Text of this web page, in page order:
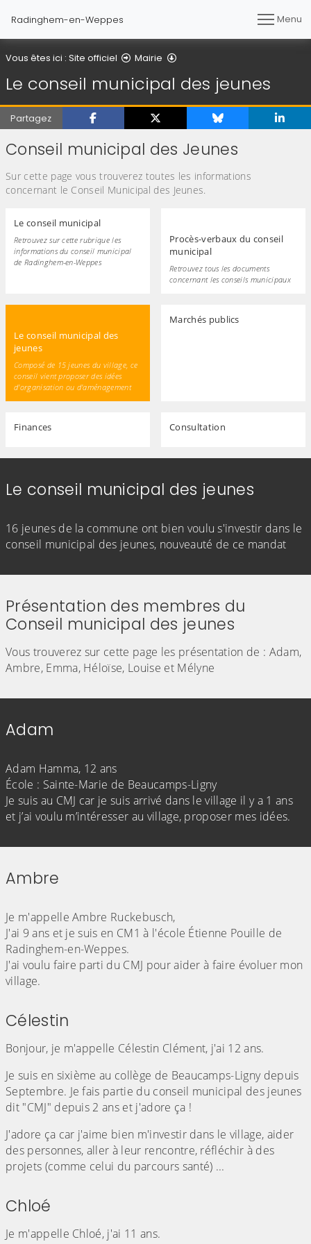
Radinghem-en-Weppes Menu
Vous êtes ici : Site officiel Mairie
Le conseil municipal des jeunes
Partagez
Conseil municipal des Jeunes
Sur cette page vous trouverez toutes les informations
concernant le Conseil Municipal des Jeunes.
Le conseil municipal
Retrouvez sur cette rubrique les
informations du conseil municipal
de Radinghem-en-Weppes
Procès-verbaux du conseil
municipal
Retrouvez tous les documents
concernant les conseils municipaux
Le conseil municipal des
jeunes
Composé de 15 jeunes du village, ce
conseil vient proposer des idées
d'organisation ou d'aménagement
Marchés publics
Finances Consultation
Le conseil municipal des jeunes
16 jeunes de la commune ont bien voulu s'investir dans le
conseil municipal des jeunes, nouveauté de ce mandat
Présentation des membres du
Conseil municipal des jeunes
Vous trouverez sur cette page les présentation de : Adam,
Ambre, Emma, Héloïse, Louise et Mélyne
Adam
Adam Hamma, 12 ans
École : Sainte-Marie de Beaucamps-Ligny
Je suis au CMJ car je suis arrivé dans le village il y a 1 ans
et j’ai voulu m’intéresser au village, proposer mes idées.
Ambre
Je m'appelle Ambre Ruckebusch,
J'ai 9 ans et je suis en CM1 à l'école Étienne Pouille de
Radinghem-en-Weppes.
J'ai voulu faire parti du CMJ pour aider à faire évoluer mon
village.
Célestin
Bonjour, je m'appelle Célestin Clément, j'ai 12 ans.
Je suis en sixième au collège de Beaucamps-Ligny depuis
Septembre. Je fais partie du conseil municipal des jeunes
dit "CMJ" depuis 2 ans et j'adore ça !
J'adore ça car j'aime bien m'investir dans le village, aider
des personnes, aller à leur rencontre, réfléchir à des
projets (comme celui du parcours santé) ...
Chloé
Je m'appelle Chloé, j'ai 11 ans.